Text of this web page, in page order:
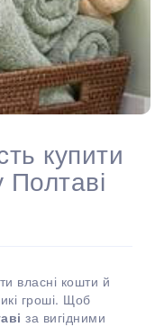
купити
власні кошти й
гроші. Щоб
за вигідними